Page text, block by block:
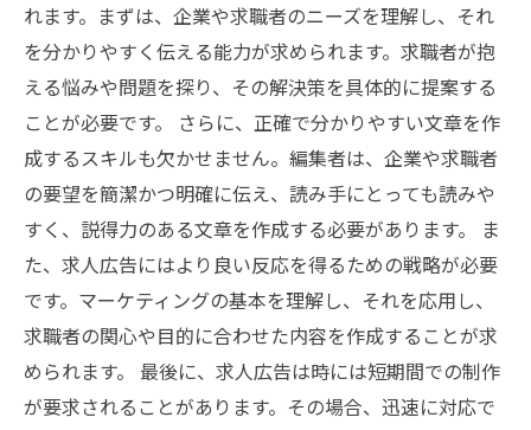
れます。まずは、企業や求職者のニーズを理解し、それ
を分かりやすく伝える能力が求められます。求職者が抱
える悩みや問題を探り、その解決策を具体的に提案する
ことが必要です。 さらに、正確で分かりやすい文章を作
成するスキルも欠かせません。編集者は、企業や求職者
の要望を簡潔かつ明確に伝え、読み手にとっても読みや
すく、説得力のある文章を作成する必要があります。 ま
た、求人広告にはより良い反応を得るための戦略が必要
です。マーケティングの基本を理解し、それを応用し、
求職者の関心や目的に合わせた内容を作成することが求
められます。 最後に、求人広告は時には短期間での制作
が要求されることがあります。その場合、迅速に対応で